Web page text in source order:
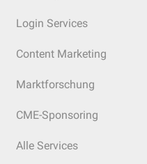
Login Services
Content Marketing
Marktforschung
CME-Sponsoring
Alle Services